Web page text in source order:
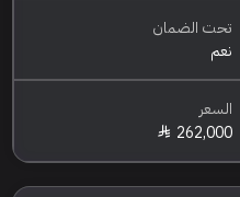
تحت الضمان
نعم
السعر
262,000